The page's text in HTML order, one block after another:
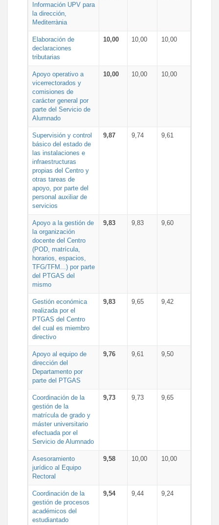
Información UPV para
la dirección,
Mediterrània
Elaboración de
declaraciones
tributarias
10,00 10,00 10,00
Apoyo operativo a
vicerrectorados y
comisiones de
carácter general por
parte del Servicio de
Alumnado
10,00 10,00 10,00
Supervisión y control
básico del estado de
las instalaciones e
infraestructuras
propias del Centro y
otras tareas de
apoyo, por parte del
personal auxiliar de
servicios
9,87 9,74 9,61
Apoyo a la gestión de
la organización
docente del Centro
(POD, matrícula,
horarios, espacios,
TFG/TFM...) por parte
del PTGAS del
mismo
9,83 9,83 9,60
Gestión económica
realizada por el
PTGAS del Centro
del cual es miembro
directivo
9,83 9,65 9,42
Apoyo al equipo de
dirección del
Departamento por
parte del PTGAS
9,76 9,61 9,50
Coordinación de la
gestión de la
matrícula de grado y
máster universitario
efectuada por el
Servicio de Alumnado
9,73 9,73 9,65
Asesoramiento
jurídico al Equipo
Rectoral
9,58 10,00 10,00
Coordinación de la
gestión de procesos
académicos del
estudiantado
9,54 9,44 9,24